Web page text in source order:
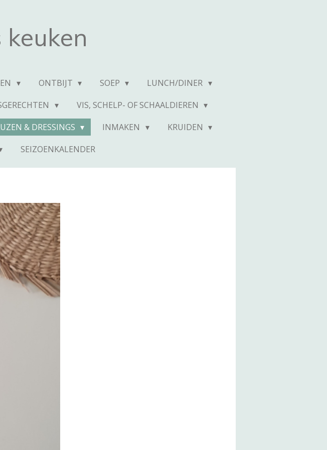
ONTBIJT SOEP
LUNCH/DINER
VIS, SCHELP- OF SCHAALDIEREN
& DRESSINGS INMAKEN
KRUIDEN
SEIZOENKALENDER